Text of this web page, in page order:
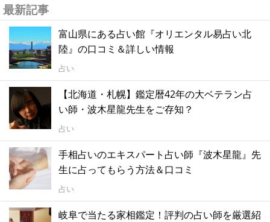
最新記事
富山県にある占い館『オリエンタル易占い北
陸』の口コミ＆詳しい情報
占い
【北海道・札幌】鑑定暦42年の大ベテラン占
い師・波木星龍先生をご存知？
占い
手相占いのエキスパート占い師『波木星龍』先
生に占ってもらう方法＆口コミ
占い
岐阜で当たる家相鑑定！評判の占い師を厳選紹